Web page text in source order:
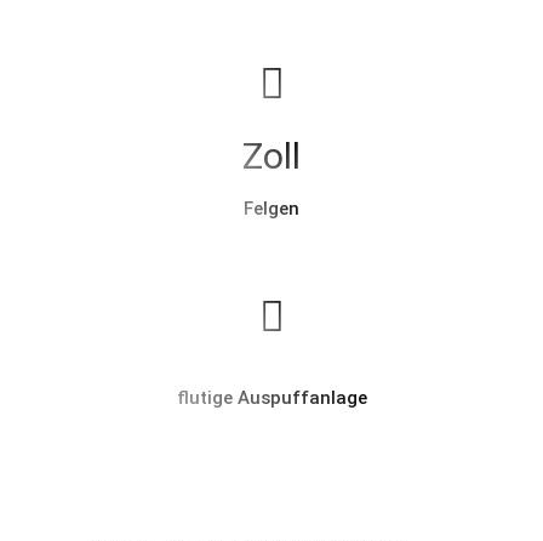
Zoll
Felgen
flutige Auspuffanlage